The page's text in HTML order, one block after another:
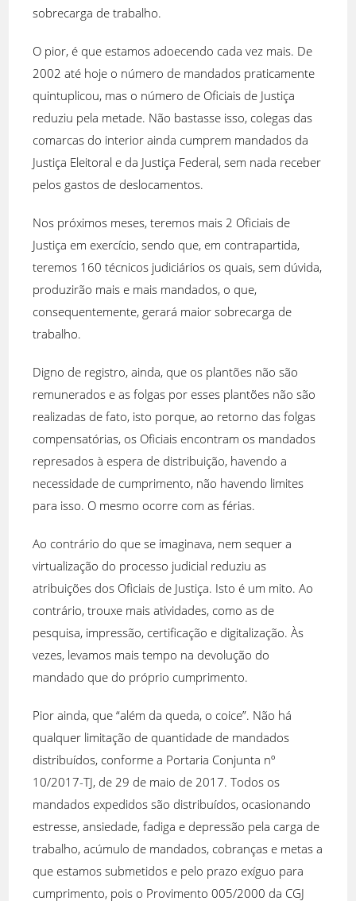
sobrecarga de trabalho.
O pior, é que estamos adoecendo cada vez mais. De
2002 até hoje o número de mandados praticamente
quintuplicou, mas o número de Oficiais de Justiça
reduziu pela metade. Não bastasse isso, colegas das
comarcas do interior ainda cumprem mandados da
Justiça Eleitoral e da Justiça Federal, sem nada receber
pelos gastos de deslocamentos.
Nos próximos meses, teremos mais 2 Oficiais de
Justiça em exercício, sendo que, em contrapartida,
teremos 160 técnicos judiciários os quais, sem dúvida,
produzirão mais e mais mandados, o que,
consequentemente, gerará maior sobrecarga de
trabalho.
Digno de registro, ainda, que os plantões não são
remunerados e as folgas por esses plantões não são
realizadas de fato, isto porque, ao retorno das folgas
compensatórias, os Oficiais encontram os mandados
represados à espera de distribuição, havendo a
necessidade de cumprimento, não havendo limites
para isso. O mesmo ocorre com as férias.
Ao contrário do que se imaginava, nem sequer a
virtualização do processo judicial reduziu as
atribuições dos Oficiais de Justiça. Isto é um mito. Ao
contrário, trouxe mais atividades, como as de
pesquisa, impressão, certificação e digitalização. Às
vezes, levamos mais tempo na devolução do
mandado que do próprio cumprimento.
Pior ainda, que “além da queda, o coice”. Não há
qualquer limitação de quantidade de mandados
distribuídos, conforme a Portaria Conjunta nº
10/2017-TJ, de 29 de maio de 2017. Todos os
mandados expedidos são distribuídos, ocasionando
estresse, ansiedade, fadiga e depressão pela carga de
trabalho, acúmulo de mandados, cobranças e metas a
que estamos submetidos e pelo prazo exíguo para
cumprimento, pois o Provimento 005/2000 da CGJ